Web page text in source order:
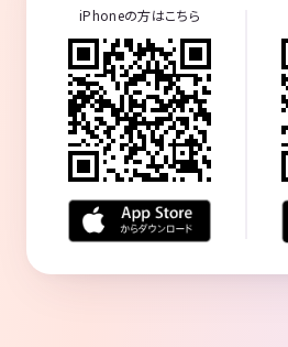
iPhoneの方はこちら